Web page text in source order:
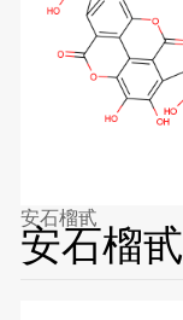
安石榴甙
安石榴甙